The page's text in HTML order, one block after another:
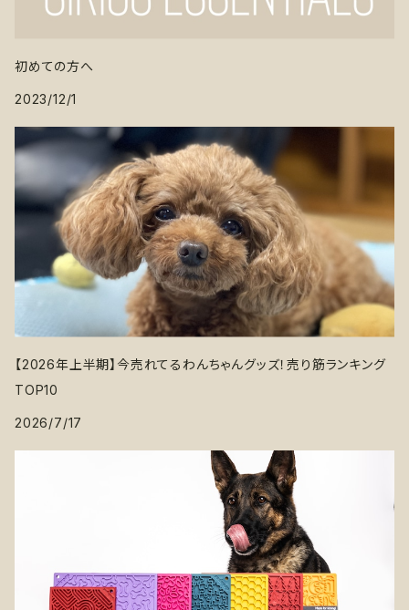
初めての方へ
2023/12/1
【2026年上半期】今売れてるわんちゃんグッズ！売り筋ランキング
TOP10
2026/7/17